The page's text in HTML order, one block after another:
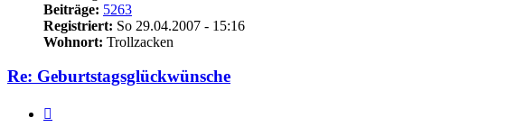
Beiträge: 5263
Registriert: So 29.04.2007 - 15:16
Wohnort: Trollzacken
Re: Geburtstagsglückwünsche